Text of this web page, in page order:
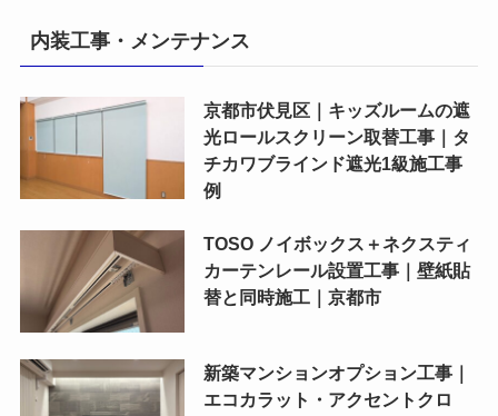
内装工事・メンテナンス
京都市伏見区｜キッズルームの遮
光ロールスクリーン取替工事｜タ
チカワブラインド遮光1級施工事
例
TOSO ノイボックス＋ネクスティ
カーテンレール設置工事｜壁紙貼
替と同時施工｜京都市
新築マンションオプション工事｜
エコカラット・アクセントクロ